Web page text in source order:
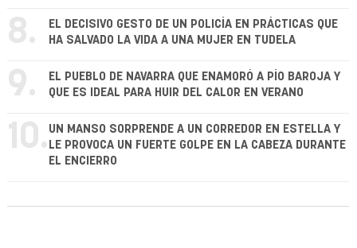
8.
EL DECISIVO GESTO DE UN POLICÍA EN PRÁCTICAS QUE
HA SALVADO LA VIDA A UNA MUJER EN TUDELA
9.
EL PUEBLO DE NAVARRA QUE ENAMORÓ A PÍO BAROJA Y
QUE ES IDEAL PARA HUIR DEL CALOR EN VERANO
10. UN MANSO SORPRENDE A UN CORREDOR EN ESTELLA Y
LE PROVOCA UN FUERTE GOLPE EN LA CABEZA DURANTE
EL ENCIERRO